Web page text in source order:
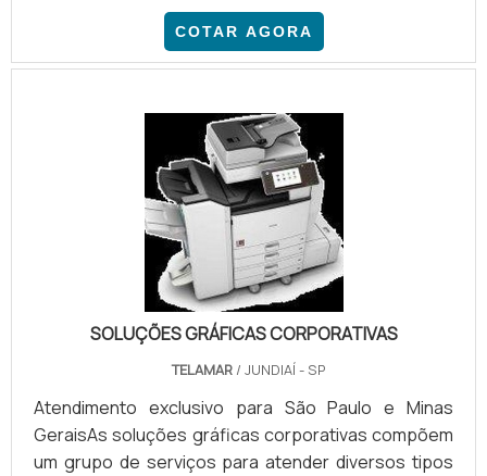
enviar e receber fax. A geração, o controle, o
armazenamento, o compartilhamento e a
recuperação de informações em documentos são
multifuncionais. Dessa forma, por não fazerem parte
do ativo fixo de uma empresa, apresentam melhor
relação entre custo.
COTAR AGORA
SOLUÇÕES GRÁFICAS CORPORATIVAS
TELAMAR / JUNDIAÍ - SP
Atendimento exclusivo para São Paulo e Minas
GeraisAs soluções gráficas corporativas compõem
um grupo de serviços para atender diversos tipos